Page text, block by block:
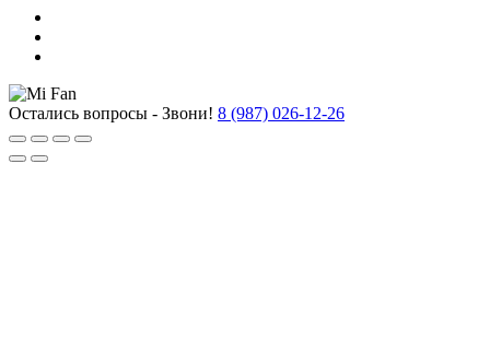
Остались вопросы - Звони! 8 (987) 026-12-26